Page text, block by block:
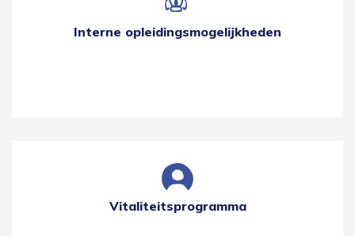
Interne opleidingsmogelijkheden
Vitaliteitsprogramma